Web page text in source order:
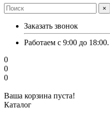
×
Заказать звонок
Работаем с 9:00 до
0
0
0
Ваша корзина пуста!
Каталог